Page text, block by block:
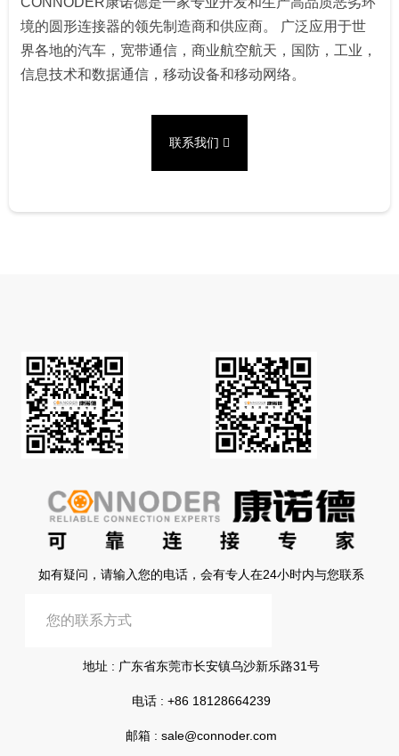
境的圆形连接器的领先制造商和供应商。 广泛应用于世
界各地的汽车，宽带通信，商业航空航天，国防，工业，
信息技术和数据通信，移动设备和移动网络。
联系我们
如有疑问，请输入您的电话，会有专人在24小时内与您联系
地址 : 广东省东莞市长安镇乌沙新乐路31号
电话 : +86 18128664239
邮箱 : sale@connoder.com